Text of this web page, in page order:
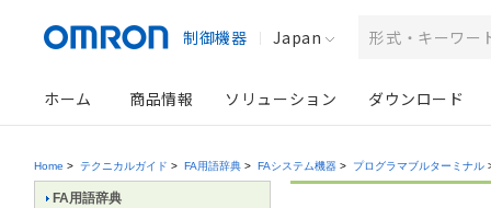
制御機器 Japan
ホーム 商品情報 ソリューション ダウンロード
Home > テクニカルガイド > FA用語辞典 > FAシステム機器 > プログラマブルターミナル
FA用語辞典